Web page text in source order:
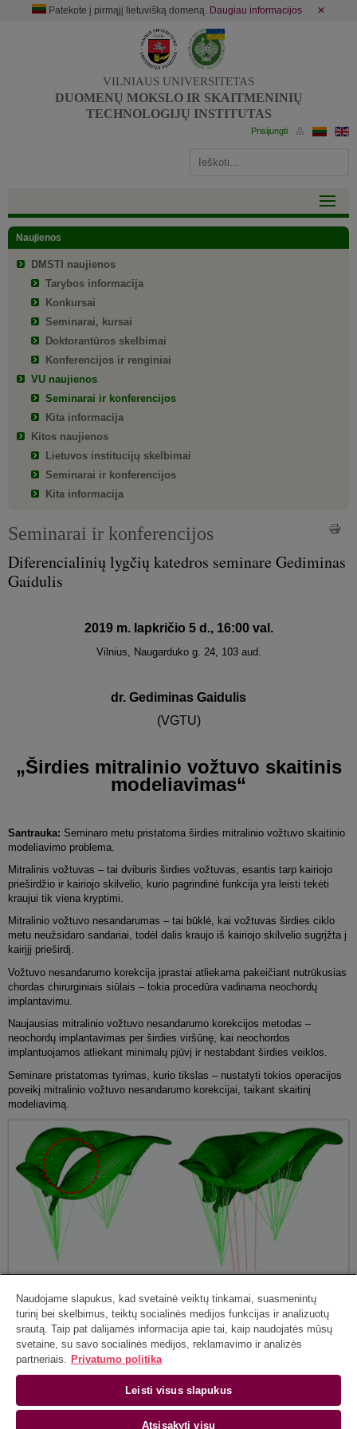
Patekote į pirmąjį lietuvišką domeną. Daugiau informacijos ✕
VILNIAUS UNIVERSITETAS
DUOMENŲ MOKSLO IR SKAITMENINIŲ
TECHNOLOGIJŲ INSTITUTAS
Naujienos
DMSTI naujienos
Tarybos informacija
Konkursai
Seminarai, kursai
Doktorantūros skelbimai
Konferencijos ir renginiai
VU naujienos
Seminarai ir konferencijos
Kita informacija
Kitos naujienos
Lietuvos institucijų skelbimai
Seminarai ir konferencijos
Kita informacija
Seminarai ir konferencijos
Diferencialinių lygčių katedros seminare Gediminas
Gaidulis
2019 m. lapkričio 5 d., 16:00 val.
Vilnius, Naugarduko g. 24, 103 aud.
dr. Gediminas Gaidulis
(VGTU)
„Širdies mitralinio vožtuvo skaitinis
modeliavimas“
Santrauka: Seminaro metu pristatoma širdies mitralinio vožtuvo skaitinio
modeliavimo problema.
Mitralinis vožtuvas – tai dviburis širdies vožtuvas, esantis tarp kairiojo
prieširdžio ir kairiojo skilvelio, kurio pagrindinė funkcija yra leisti tekėti
kraujui tik viena kryptimi.
Mitralinio vožtuvo nesandarumas – tai būklė, kai vožtuvas širdies ciklo
metu neužsidaro sandariai, todėl dalis kraujo iš kairiojo skilvelio sugrįžta į
kairįjį prieširdį.
Vožtuvo nesandarumo korekcija įprastai atliekama pakeičiant nutrūkusias
chordas chirurginiais siūlais – tokia procedūra vadinama neochordų
implantavimu.
Naujausias mitralinio vožtuvo nesandarumo korekcijos metodas –
neochordų implantavimas per širdies viršūnę, kai neochordos
implantuojamos atliekant minimalų pjūvį ir nestabdant širdies veiklos.
Seminare pristatomas tyrimas, kurio tikslas – nustatyti tokios operacijos
poveikį mitralinio vožtuvo nesandarumo korekcijai, taikant skaitinį
modeliavimą.
Maloniai visus kviečiame dalyvauti
pagarbiai
Kristina Kaulakytė
Vilniaus universiteto Duomenų mokslo ir skaitmeninių technologijų institutas |
Akademijos g. 4, LT-08412 Vilnius
Naudojame slapukus, kad svetainė veiktų tinkamai, suasmenintų
turinį bei skelbimus, teiktų socialinės medijos funkcijas ir analizuotų
srautą. Taip pat dalijamės informacija apie tai, kaip naudojatės mūsų
svetaine, su savo socialinės medijos, reklamavimo ir analizės
partneriais. Privatumo politika
Leisti visus slapukus
Atsisakyti visų